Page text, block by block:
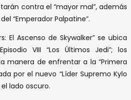
contra el “mayor mal”, además
“Emperador Palpatine”.
El Ascenso de Skywalker” se ubica
VIII “Los Últimos Jedi”; los
manera de enfrentar a la “Primera
por el nuevo “Líder Supremo Kylo
lado oscuro.